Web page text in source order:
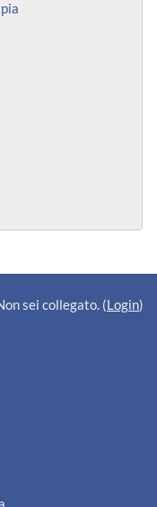
sei collegato. (Login)